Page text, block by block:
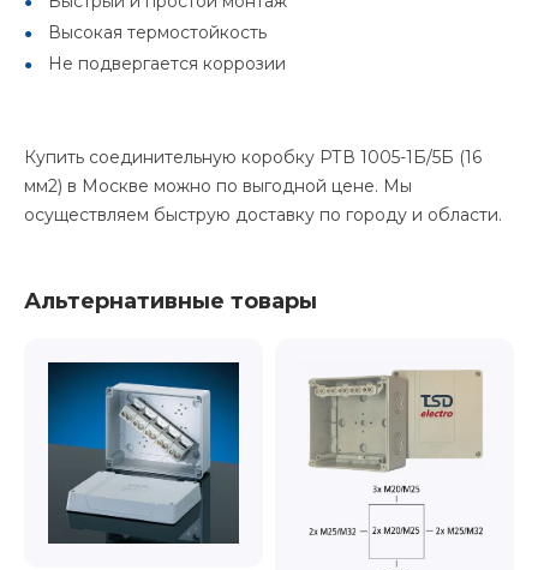
Высокая термостойкость
Не подвергается коррозии
Купить соединительную коробку РТВ 1005-1Б/5Б (16
мм2) в Москве можно по выгодной цене. Мы
осуществляем быструю доставку по городу и области.
Альтернативные товары